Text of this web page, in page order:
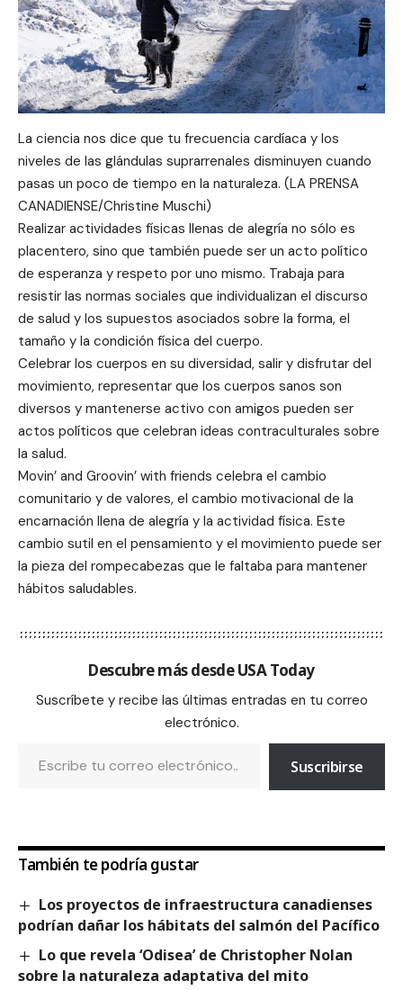
La ciencia nos dice que tu frecuencia cardíaca y los
niveles de las glándulas suprarrenales disminuyen cuando
pasas un poco de tiempo en la naturaleza. (LA PRENSA
CANADIENSE/Christine Muschi)
Realizar actividades físicas llenas de alegría no sólo es
placentero, sino que también puede ser un acto político
de esperanza y respeto por uno mismo. Trabaja para
resistir las normas sociales que individualizan el discurso
de salud y los supuestos asociados sobre la forma, el
tamaño y la condición física del cuerpo.
Celebrar los cuerpos en su diversidad, salir y disfrutar del
movimiento, representar que los cuerpos sanos son
diversos y mantenerse activo con amigos pueden ser
actos políticos que celebran ideas contraculturales sobre
la salud.
Movin’ and Groovin’ with friends celebra el cambio
comunitario y de valores, el cambio motivacional de la
encarnación llena de alegría y la actividad física. Este
cambio sutil en el pensamiento y el movimiento puede ser
la pieza del rompecabezas que le faltaba para mantener
hábitos saludables.
Descubre más desde USA Today
Suscríbete y recibe las últimas entradas en tu correo
electrónico.
Suscribirse
También te podría gustar
Los proyectos de infraestructura canadienses
podrían dañar los hábitats del salmón del Pacífico
Lo que revela ‘Odisea’ de Christopher Nolan
sobre la naturaleza adaptativa del mito